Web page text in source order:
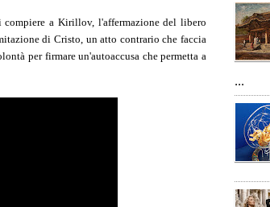
compiere a Kirillov, l'affermazione del libero
di Cristo, un atto contrario che faccia
per firmare un'autoaccusa che permetta a
...